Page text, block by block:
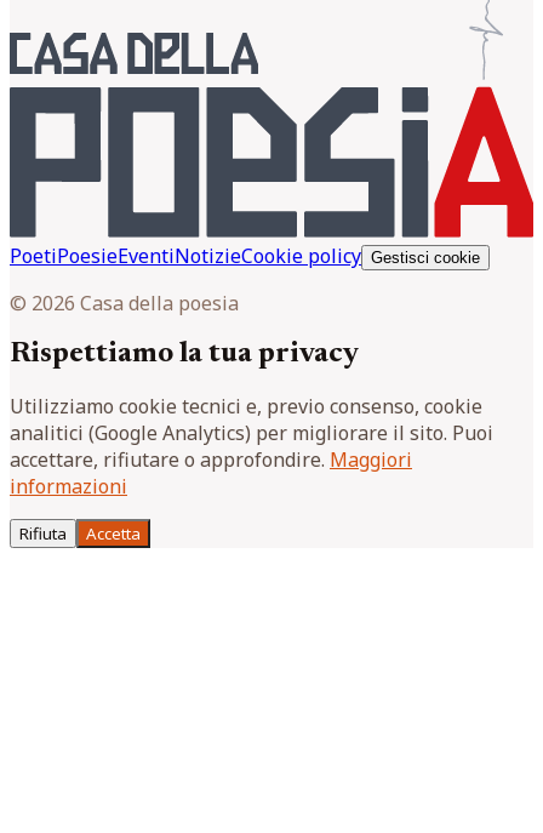
PoetiPoesieEventiNotizieCookie policy Gestisci cookie
© 2026 Casa della poesia
Rispettiamo la tua privacy
Utilizziamo cookie tecnici e, previo consenso, cookie
analitici (Google Analytics) per migliorare il sito. Puoi
accettare, rifiutare o approfondire. Maggiori
informazioni
Rifiuta Accetta